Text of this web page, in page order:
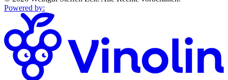
Powered by: